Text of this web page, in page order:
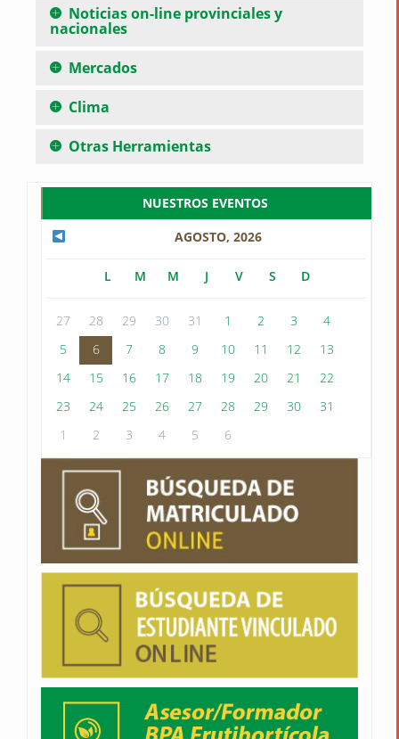
Noticias on-line provinciales y
nacionales
Mercados
Clima
Otras Herramientas
NUESTROS EVENTOS
AGOSTO, 2026
L M M J V S D
27 28 29 30 31 1 2 3
4
5
6 7 8 9 10 11 12
13
14
15 16 17 18 19 20 21
22
23
24 25 26 27 28 29 30
31
1
2 3 4 5 6